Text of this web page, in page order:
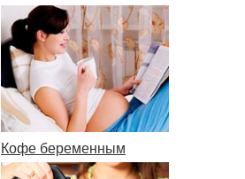
Кофе беременным